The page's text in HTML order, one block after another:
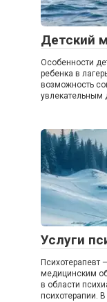
Детский
Особенности
ребенка в
возможность
увлекательным
Услуги
Психотерапевт
медицинским
в области
психотерапии.